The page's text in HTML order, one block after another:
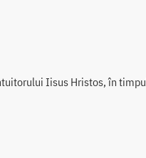
Iisus Hristos, în